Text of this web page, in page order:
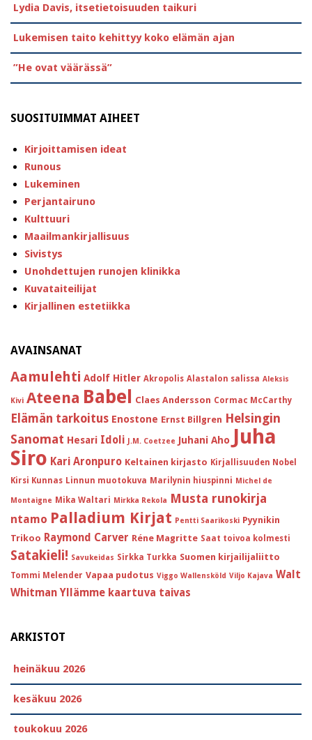
Lydia Davis, itsetietoisuuden taikuri
Lukemisen taito kehittyy koko elämän ajan
”He ovat väärässä”
SUOSITUIMMAT AIHEET
Kirjoittamisen ideat
Runous
Lukeminen
Perjantairuno
Kulttuuri
Maailmankirjallisuus
Sivistys
Unohdettujen runojen klinikka
Kuvataiteilijat
Kirjallinen estetiikka
AVAINSANAT
Aamulehti Adolf Hitler Akropolis Alastalon salissa Aleksis
Kivi Ateena Babel Claes Andersson Cormac McCarthy
Elämän tarkoitus Enostone Ernst Billgren Helsingin
Sanomat Hesari Idoli J.M. Coetzee Juhani Aho Juha
Siro Kari Aronpuro Keltainen kirjasto Kirjallisuuden Nobel
Kirsi Kunnas Linnun muotokuva Marilynin hiuspinni Michel de
Montaigne Mika Waltari Mirkka Rekola Musta runokirja
ntamo Palladium Kirjat Pentti Saarikoski Pyynikin
Trikoo Raymond Carver Réne Magritte Saat toivoa kolmesti
Satakieli! Savukeidas Sirkka Turkka Suomen kirjailijaliitto
Tommi Melender Vapaa pudotus Viggo Wallensköld Viljo Kajava Walt
Whitman Yllämme kaartuva taivas
ARKISTOT
heinäkuu 2026
kesäkuu 2026
toukokuu 2026